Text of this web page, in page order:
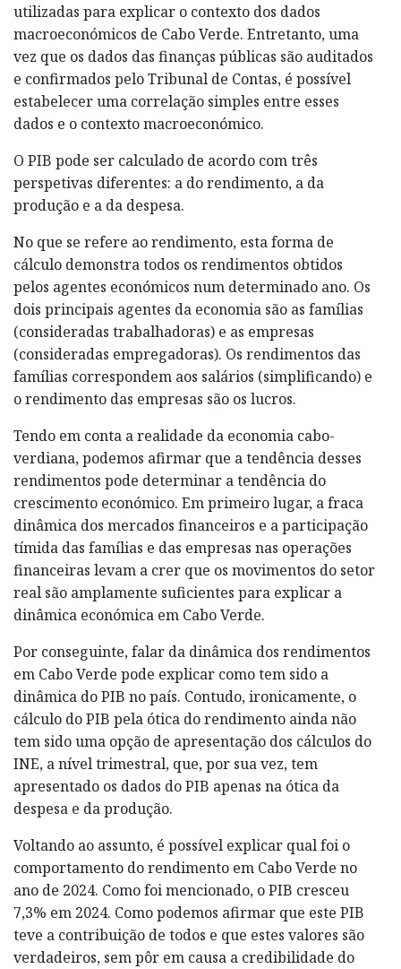
utilizadas para explicar o contexto dos dados
macroeconómicos de Cabo Verde. Entretanto, uma
vez que os dados das finanças públicas são auditados
e confirmados pelo Tribunal de Contas, é possível
estabelecer uma correlação simples entre esses
dados e o contexto macroeconómico.
O PIB pode ser calculado de acordo com três
perspetivas diferentes: a do rendimento, a da
produção e a da despesa.
No que se refere ao rendimento, esta forma de
cálculo demonstra todos os rendimentos obtidos
pelos agentes económicos num determinado ano. Os
dois principais agentes da economia são as famílias
(consideradas trabalhadoras) e as empresas
(consideradas empregadoras). Os rendimentos das
famílias correspondem aos salários (simplificando) e
o rendimento das empresas são os lucros.
Tendo em conta a realidade da economia cabo-
verdiana, podemos afirmar que a tendência desses
rendimentos pode determinar a tendência do
crescimento económico. Em primeiro lugar, a fraca
dinâmica dos mercados financeiros e a participação
tímida das famílias e das empresas nas operações
financeiras levam a crer que os movimentos do setor
real são amplamente suficientes para explicar a
dinâmica económica em Cabo Verde.
Por conseguinte, falar da dinâmica dos rendimentos
em Cabo Verde pode explicar como tem sido a
dinâmica do PIB no país. Contudo, ironicamente, o
cálculo do PIB pela ótica do rendimento ainda não
tem sido uma opção de apresentação dos cálculos do
INE, a nível trimestral, que, por sua vez, tem
apresentado os dados do PIB apenas na ótica da
despesa e da produção.
Voltando ao assunto, é possível explicar qual foi o
comportamento do rendimento em Cabo Verde no
ano de 2024. Como foi mencionado, o PIB cresceu
7,3% em 2024. Como podemos afirmar que este PIB
teve a contribuição de todos e que estes valores são
verdadeiros, sem pôr em causa a credibilidade do